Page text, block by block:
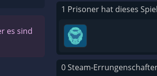
es sind
1 Prisoner hat dieses
0 Steam-